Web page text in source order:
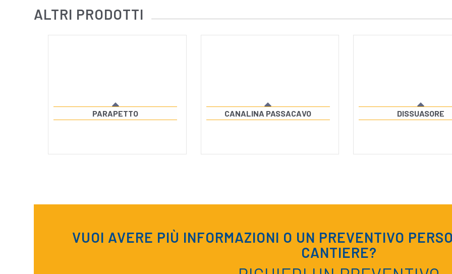
ALTRI PRODOTTI
PARAPETTO CANALINA PASSACAVO DISSUASORE
VUOI AVERE PIÙ INFORMAZIONI O UN PREVENTIVO
CANTIERE?